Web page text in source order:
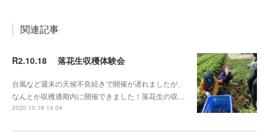
関連記事
R2.10.18 落花生収穫体験会
台風など週末の天候不良続きで開催が遅れましたが、
なんとか収穫適期内に開催できました！落花生の収…
2020.10.18 14:04